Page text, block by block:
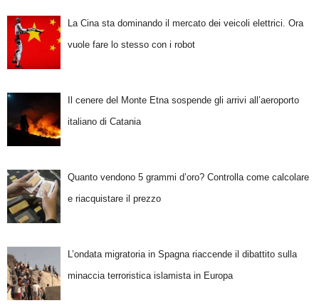
La Cina sta dominando il mercato dei veicoli elettrici. Ora
vuole fare lo stesso con i robot
Il cenere del Monte Etna sospende gli arrivi all’aeroporto
italiano di Catania
Quanto vendono 5 grammi d’oro? Controlla come calcolare
e riacquistare il prezzo
L’ondata migratoria in Spagna riaccende il dibattito sulla
minaccia terroristica islamista in Europa